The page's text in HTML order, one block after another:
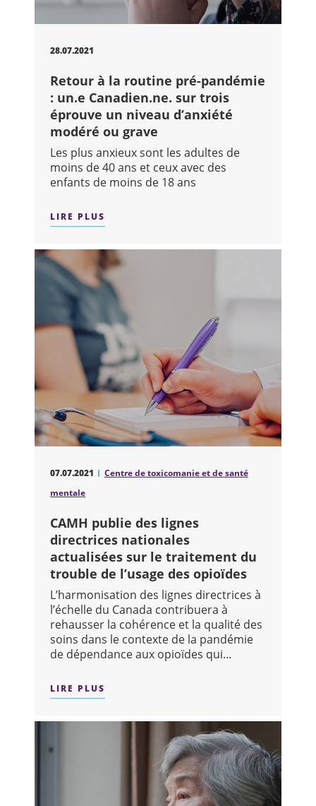
28.07.2021
Retour à la routine pré-pandémie
: un.e Canadien.ne. sur trois
éprouve un niveau d’anxiété
modéré ou grave
Les plus anxieux sont les adultes de
moins de 40 ans et ceux avec des
enfants de moins de 18 ans
LIRE PLUS
07.07.2021
Centre de toxicomanie et de santé
mentale
CAMH publie des lignes
directrices nationales
actualisées sur le traitement du
trouble de l’usage des opioïdes
L’harmonisation des lignes directrices à
l’échelle du Canada contribuera à
rehausser la cohérence et la qualité des
soins dans le contexte de la pandémie
de dépendance aux opioïdes qui...
LIRE PLUS